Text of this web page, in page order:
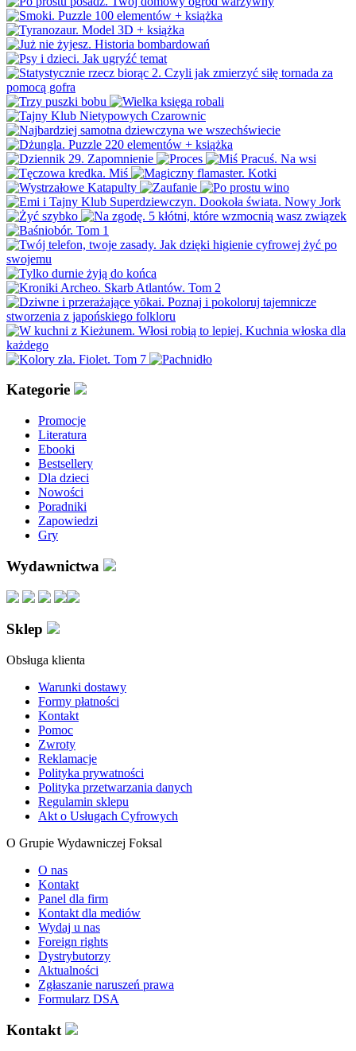
Kategorie
Promocje
Literatura
Ebooki
Bestsellery
Dla dzieci
Nowości
Poradniki
Zapowiedzi
Gry
Wydawnictwa
Sklep
Obsługa klienta
Warunki dostawy
Formy płatności
Kontakt
Pomoc
Zwroty
Reklamacje
Polityka prywatności
Polityka przetwarzania danych
Regulamin sklepu
Akt o Usługach Cyfrowych
O Grupie Wydawniczej Foksal
O nas
Kontakt
Panel dla firm
Kontakt dla mediów
Wydaj u nas
Foreign rights
Dystrybutorzy
Aktualności
Zgłaszanie naruszeń prawa
Formularz DSA
Kontakt